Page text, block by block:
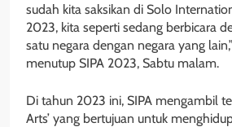
sudah kita saksikan di Solo
2023, kita seperti sedang berbicara
satu negara dengan negara yang
menutup SIPA 2023, Sabtu malam.
Di tahun 2023 ini, SIPA mengambil
Arts’ yang bertujuan untuk